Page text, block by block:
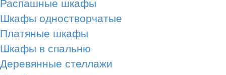
Шкафы одностворчатые
Платяные шкафы
Шкафы в спальню
Деревянные стеллажи